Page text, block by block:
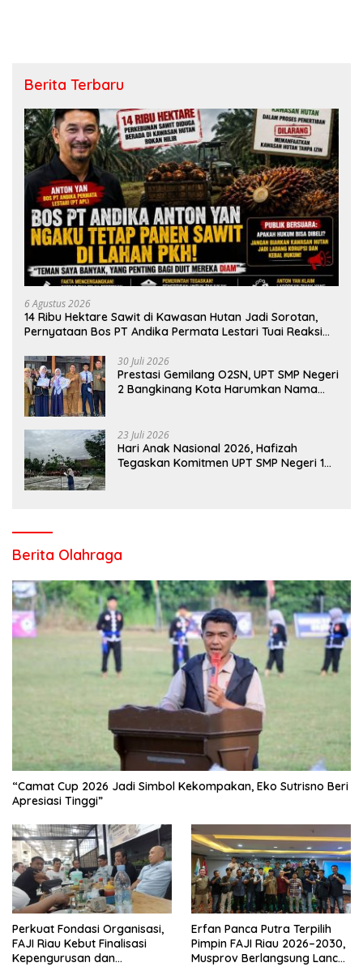
Berita Terbaru
6 Agustus 2026
14 Ribu Hektare Sawit di Kawasan Hutan Jadi Sorotan,
Pernyataan Bos PT Andika Permata Lestari Tuai Reaksi
30 Juli 2026
Prestasi Gemilang O2SN, UPT SMP Negeri
2 Bangkinang Kota Harumkan Nama
23 Juli 2026
Hari Anak Nasional 2026, Hafizah
Tegaskan Komitmen UPT SMP Negeri 1
Berita Olahraga
“Camat Cup 2026 Jadi Simbol Kekompakan, Eko Sutrisno Beri
Apresiasi Tinggi”
Perkuat Fondasi Organisasi,
FAJI Riau Kebut Finalisasi
Kepengurusan dan
Erfan Panca Putra Terpilih
Pimpin FAJI Riau 2026–2030,
Musprov Berlangsung Lancar